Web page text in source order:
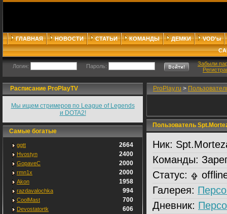
ГЛАВНАЯ НОВОСТИ СТАТЬИ КОМАНДЫ ДЕМКИ
VOD'ы
Логин: Пароль:
Забыли
Расписание ProPlayTV
Мы ищем стримеров по League of Legends
и DOTA2!
Самые богатые
ggtt 2664
Hvostyn 2400
GopaveC 2000
rmn1x 2000
Akon 1958
razdavalochka 994
CoolMast 700
Devostatortk 606
ProPlay.ru >
Пользователь
Ник:
Команды:
Статус:
Галерея:
Дневник: